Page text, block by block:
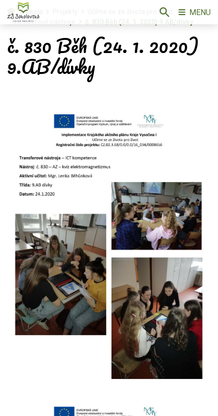
Škola
Učíme se ze života pro život
Transferové nástroje
č. 830 Běh (24. 1. 2020)
9.AB/dívky
MENU